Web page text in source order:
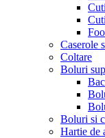
Caserole
Coltare
Boluri
Boluri si
Hartie de